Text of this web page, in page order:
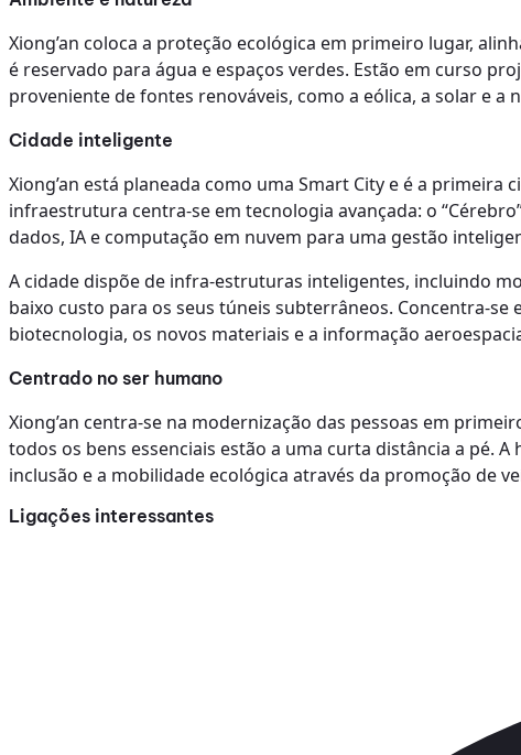
Xiong’an coloca a proteção ecológica em primeiro lugar,
é reservado para água e espaços verdes. Estão em curso
proveniente de fontes renováveis, como a eólica, a solar e a
Cidade inteligente
Xiong’an está planeada como uma Smart City e é a
infraestrutura centra-se em tecnologia avançada: o
dados, IA e computação em nuvem para uma gestão
A cidade dispõe de infra-estruturas inteligentes, incluindo
baixo custo para os seus túneis subterrâneos. Concentra-
biotecnologia, os novos materiais e a informação
Centrado no ser humano
Xiong’an centra-se na modernização das pessoas em
todos os bens essenciais estão a uma curta distância a pé.
inclusão e a mobilidade ecológica através da promoção de
Ligações interessantes